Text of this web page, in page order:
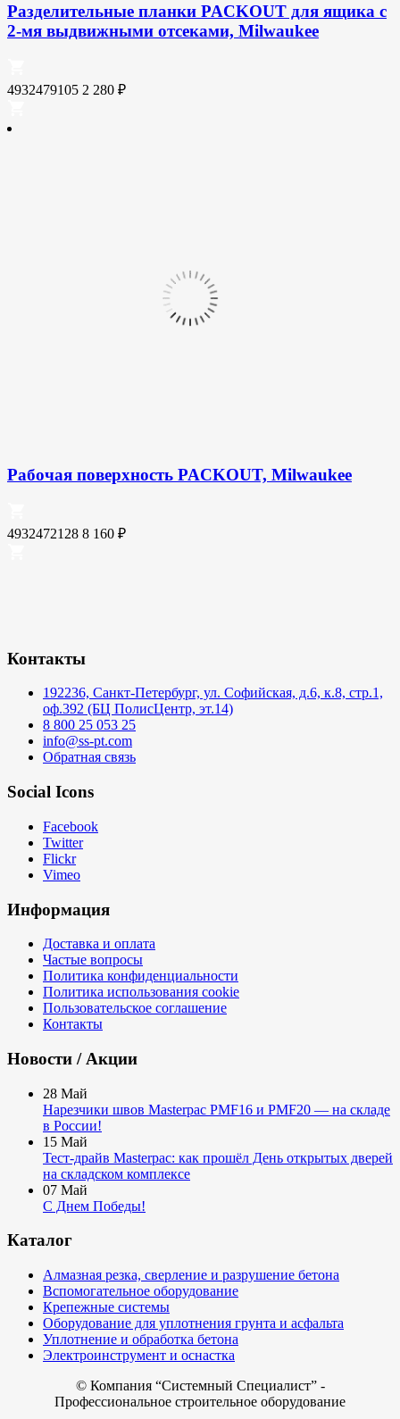
Разделительные планки PACKOUT для ящика с
2-мя выдвижными отсеками, Milwaukee
4932479105 2 280 ₽
Рабочая поверхность PACKOUT, Milwaukee
4932472128 8 160 ₽
Контакты
192236, Санкт-Петербург, ул. Софийская, д.6, к.8, стр.1,
оф.392 (БЦ ПолисЦентр, эт.14)
8 800 25 053 25
info@ss-pt.com
Обратная связь
Social Icons
Facebook
Twitter
Flickr
Vimeo
Информация
Доставка и оплата
Частые вопросы
Политика конфиденциальности
Политика использования cookie
Пользовательское соглашение
Контакты
Новости / Акции
28 Май
Нарезчики швов Masterpac PMF16 и PMF20 — на складе
в России!
15 Май
Тест-драйв Masterpac: как прошёл День открытых дверей
на складском комплексе
07 Май
С Днем Победы!
Каталог
Алмазная резка, сверление и разрушение бетона
Вспомогательное оборудование
Крепежные системы
Оборудование для уплотнения грунта и асфальта
Уплотнение и обработка бетона
Электроинструмент и оснастка
© Компания “Системный Специалист” -
Профессиональное строительное оборудование